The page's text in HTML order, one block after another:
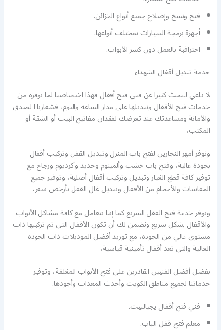
فتح ونسخ وإصلاح جميع أنواع الخزائن.
أجهزة برمجة السيارات بمختلف أنواعها.
احترافية بالعمل دون كسر الأبواب.
خدمة تبديل أقفال الشهداء
لا داعي للبحث كثيرا عن فني فتح أقفال فهذا اختصاصنا لما نوفره من
خدمات فتح الأقفال وتبديلها على مدار الساعة واليوم، فشعارنا ا لصدق
والأمانة ومساعدتك عند تعرضك لفقدان مفاتيح البيت أو الشقة أو
المكتب،
ونوفر أمهر النجارين لفتح باب المنزل وتبديل القفل وتركيب أقفال
بجودة عالية، وفتح باب خشب وألمينوم وحديد وأكرديوم وزجاج مع
توفير كافة قطع الغيار وتبديل وتركيب أقفال أصلية، وتوفير جميع
المقاسات والأحجام من الأقفال وتبديل غال القفل بأرخص سعر،
ونوفر خدمة فتح القفل السريع كما إننا نتعامل مع كافة مشاكل الأبواب
والأقفال بشكل سريع ونضمن لك أن تكون الأقفال التي تم تركيبها ذات
مستوى عالي من الجودة، مع توريد أفضل الموديلات ذات الجودة
العالية والتي تعد أقفال تأمينية قياسية،
بفضل أفضل الفنيين القادرين على فتح الأبواب المغلقة، وتوفير
خدماتنا لجميع مناطق الكويت وأحدث المعدات وأجودها.
فني فتح أقفال يجيالبيت.
معلم فتح قفل الباب.